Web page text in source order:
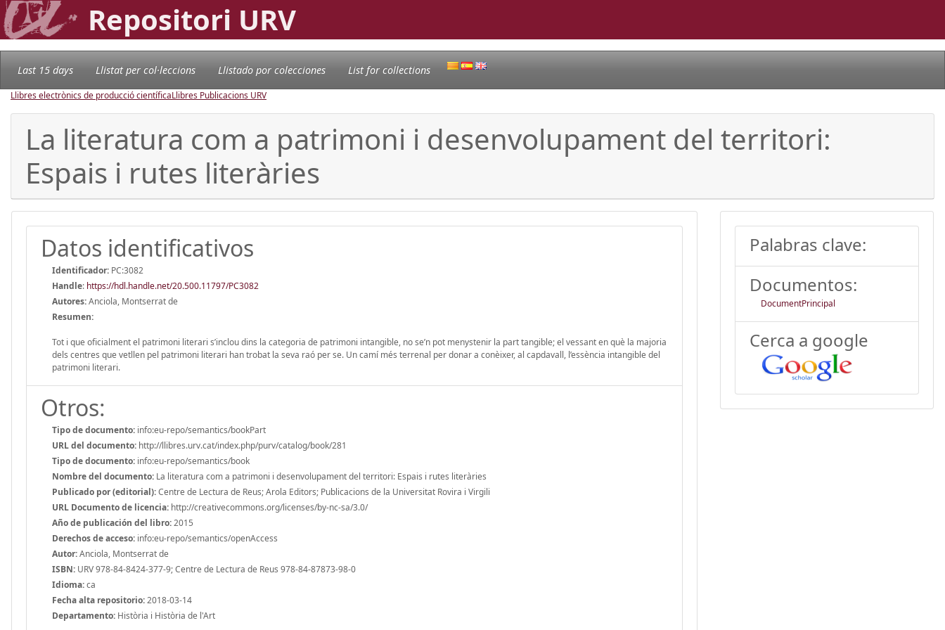
Repositori URV
Last 15 days Llistat per col·leccions Llistado por colecciones List for collections
Llibres electrònics de producció científicaLlibres Publicacions URV
La literatura com a patrimoni i desenvolupament del territori:
Espais i rutes literàries
Datos identificativos
Identificador: PC:3082
Handle: https://hdl.handle.net/20.500.11797/PC3082
Autores:Anciola, Montserrat de
Resumen:
Tot i que oficialment el patrimoni literari s’inclou dins la categoria de patrimoni intangible, no se’n pot menystenir la part tangible; el vessant en què la majoria
dels centres que vetllen pel patrimoni literari han trobat la seva raó per se. Un camí més terrenal per donar a conèixer, al capdavall, l’essència intangible del
patrimoni literari.
Otros:
Tipo de documento: info:eu-repo/semantics/bookPart
URL del documento: http://llibres.urv.cat/index.php/purv/catalog/book/281
Tipo de documento: info:eu-repo/semantics/book
Nombre del documento: La literatura com a patrimoni i desenvolupament del territori: Espais i rutes literàries
Publicado por (editorial):Centre de Lectura de Reus; Arola Editors; Publicacions de la Universitat Rovira i Virgili
URL Documento de licencia: http://creativecommons.org/licenses/by-nc-sa/3.0/
Año de publicación del libro:2015
Derechos de acceso: info:eu-repo/semantics/openAccess
Autor:Anciola, Montserrat de
ISBN: URV 978-84-8424-377-9; Centre de Lectura de Reus 978-84-87873-98-0
Idioma:ca
Fecha alta repositorio:2018-03-14
Departamento: Història i Història de l'Art
Palabras clave:
Documentos:
DocumentPrincipal
Cerca a google